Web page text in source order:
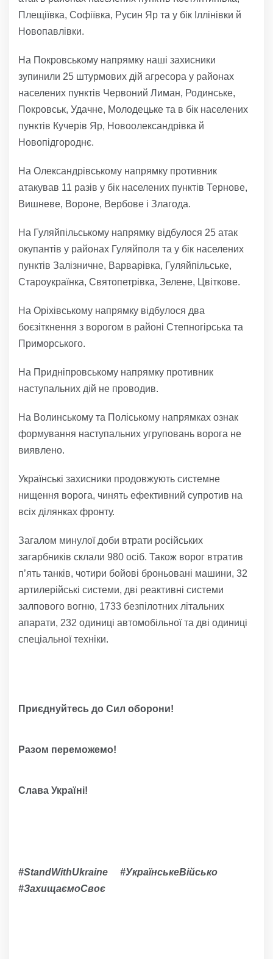
Плещіївка, Софіївка, Русин Яр та у бік Іллінівки й
Новопавлівки.
На Покровському напрямку наші захисники
зупинили 25 штурмових дій агресора у районах
населених пунктів Червоний Лиман, Родинське,
Покровськ, Удачне, Молодецьке та в бік населених
пунктів Кучерів Яр, Новоолександрівка й
Новопідгороднє.
На Олександрівському напрямку противник
атакував 11 разів у бік населених пунктів Тернове,
Вишневе, Вороне, Вербове і Злагода.
На Гуляйпільському напрямку відбулося 25 атак
окупантів у районах Гуляйполя та у бік населених
пунктів Залізничне, Варварівка, Гуляйпільське,
Староукраїнка, Святопетрівка, Зелене, Цвіткове.
На Оріхівському напрямку відбулося два
боєзіткнення з ворогом в районі Степногірська та
Приморського.
На Придніпровському напрямку противник
наступальних дій не проводив.
На Волинському та Поліському напрямках ознак
формування наступальних угруповань ворога не
виявлено.
Українські захисники продовжують системне
нищення ворога, чинять ефективний супротив на
всіх ділянках фронту.
Загалом минулої доби втрати російських
загарбників склали 980 осіб. Також ворог втратив
п’ять танків, чотири бойові броньовані машини, 32
артилерійські системи, дві реактивні системи
залпового вогню, 1733 безпілотних літальних
апарати, 232 одиниці автомобільної та дві одиниці
спеціальної техніки.
Приєднуйтесь до Сил оборони!
Разом переможемо!
Слава Україні!
#StandWithUkraine #УкраїнськеВійсько
#ЗахищаємоСвоє